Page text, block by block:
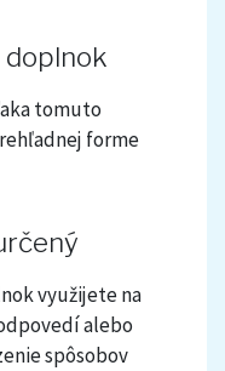
tomuto
forme
využijete na
alebo
spôsobov